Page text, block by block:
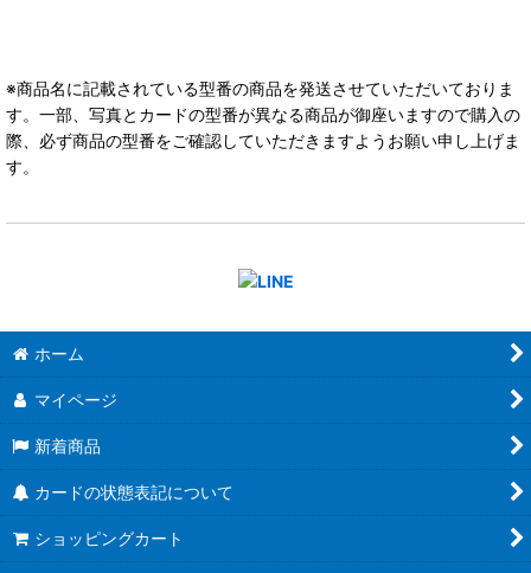
※商品名に記載されている型番の商品を発送させていただいておりま
す。一部、写真とカードの型番が異なる商品が御座いますので購入の
際、必ず商品の型番をご確認していただきますようお願い申し上げま
す。
ホーム
マイページ
新着商品
カードの状態表記について
ショッピングカート